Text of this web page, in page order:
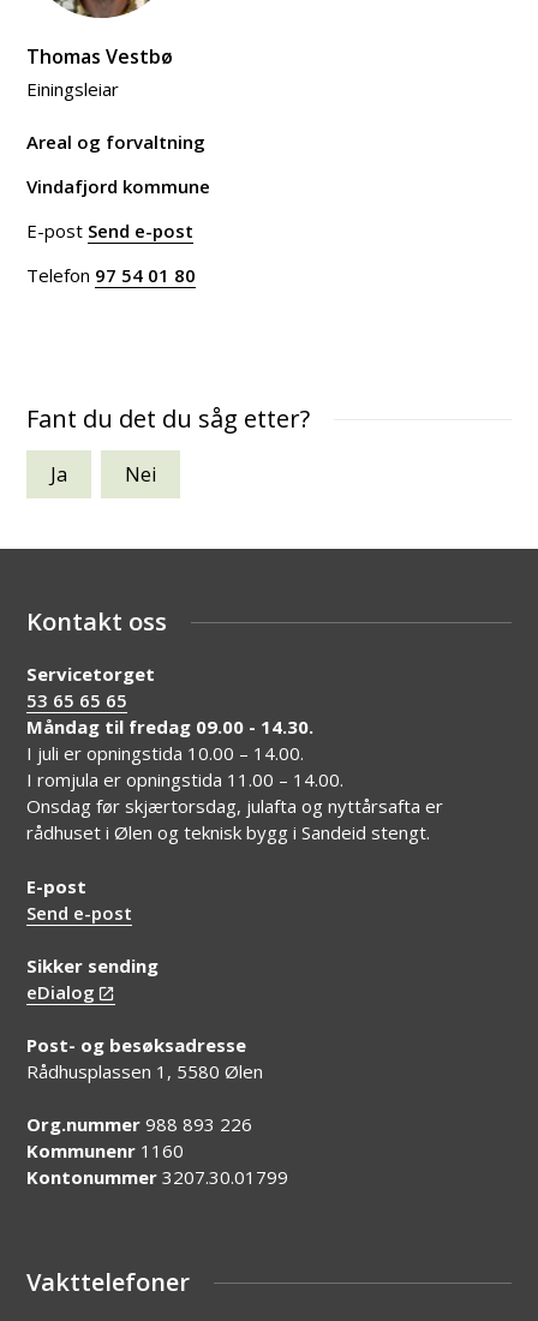
Thomas Vestbø
Einingsleiar
Areal og forvaltning
Vindafjord kommune
E-post Send e-post
Telefon 97 54 01 80
Fant du det du såg etter?
Ja Nei
Kontakt oss
Servicetorget
53 65 65 65
Måndag til fredag 09.00 - 14.30.
I juli er opningstida 10.00 – 14.00.
I romjula er opningstida 11.00 – 14.00.
Onsdag før skjærtorsdag, julafta og nyttårsafta er
rådhuset i Ølen og teknisk bygg i Sandeid stengt.
E-post
Send e-post
Sikker sending
eDialog
Post- og besøksadresse
Rådhusplassen 1, 5580 Ølen
Org.nummer988 893 226
Kommunenr 1160
Kontonummer3207.30.01799
Vakttelefoner